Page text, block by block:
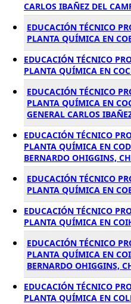
CARLOS IBAÑEZ DEL
EDUCACIÓN TÉCNICO
PLANTA QUÍMICA EN
EDUCACIÓN TÉCNICO
PLANTA QUÍMICA EN
EDUCACIÓN TÉCNICO
PLANTA QUÍMICA EN
GENERAL CARLOS
EDUCACIÓN TÉCNICO
PLANTA QUÍMICA EN
BERNARDO OHIGGINS,
EDUCACIÓN TÉCNICO
PLANTA QUÍMICA EN
EDUCACIÓN TÉCNICO
PLANTA QUÍMICA EN
EDUCACIÓN TÉCNICO
PLANTA QUÍMICA EN
BERNARDO OHIGGINS,
EDUCACIÓN TÉCNICO
PLANTA QUÍMICA EN